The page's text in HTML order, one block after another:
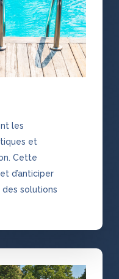
les
et
Cette
d’anticiper
solutions